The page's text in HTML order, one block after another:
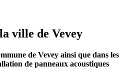
ville de Vevey
de Vevey ainsi que dans les
de panneaux acoustiques